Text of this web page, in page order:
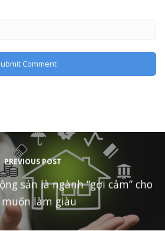
PREVIOUS POST
sản là ngành “gợi cảm” cho
làm giàu